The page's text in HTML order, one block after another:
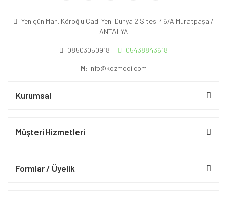
Yenigün Mah. Köroğlu Cad. Yeni Dünya 2 Sitesi 46/A Muratpaşa /
ANTALYA
08503050918 05438843618
M: info@kozmodi.com
Kurumsal
Müşteri Hizmetleri
Formlar / Üyelik